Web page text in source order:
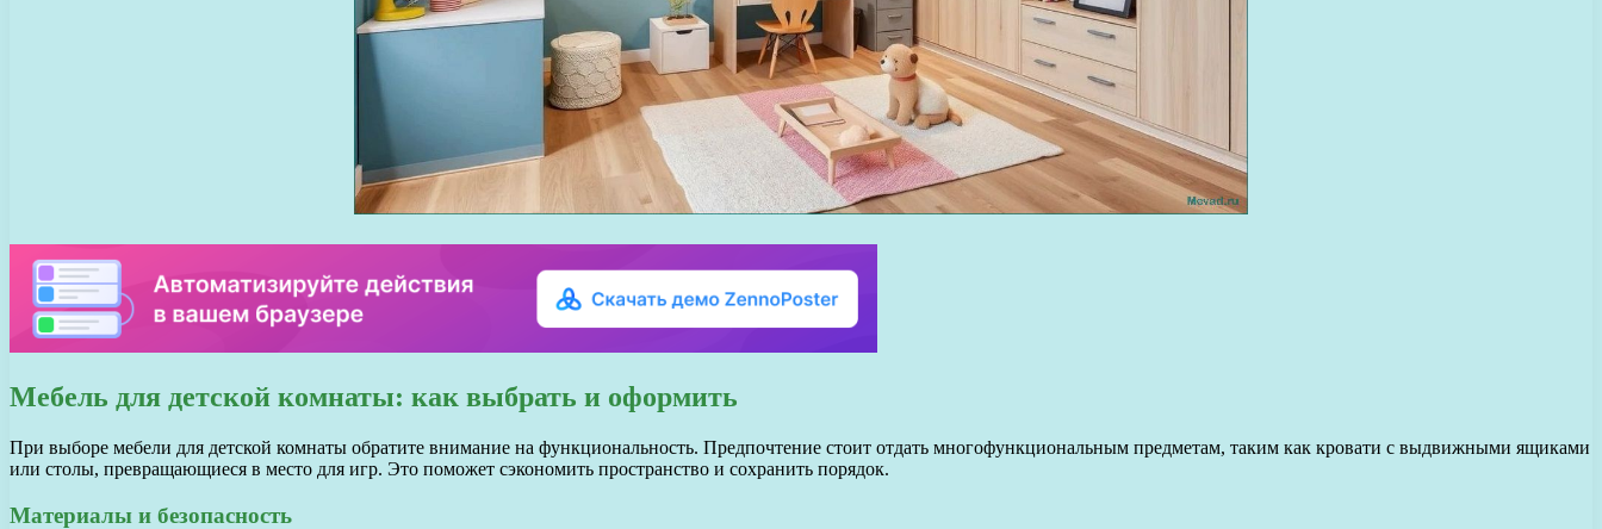
Мебель для детской комнаты: как выбрать и оформить
При выборе мебели для детской комнаты обратите внимание на функциональность. Предпочтение стоит отдать многофункциональным предметам, таким как кровати с выдвижными ящиками
или столы, превращающиеся в место для игр. Это поможет сэкономить пространство и сохранить порядок.
Материалы и безопасность